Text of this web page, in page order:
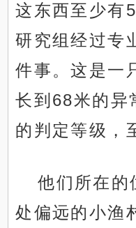
这东西至少有
研究组经过专
件事。这是一
长到68米的异
的判定等级，
他们所在的
处偏远的小渔